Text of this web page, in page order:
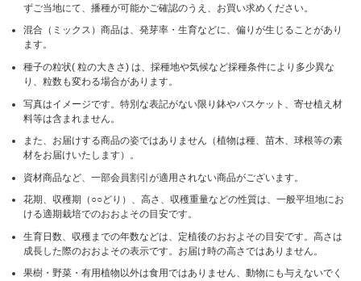
ずご当地にて、播種が可能かご確認のうえ、お買い求めください。
混合（ミックス）商品は、発芽率・生育などに、偏りが生じることがあり
ます。
種子の粒状( 粒の大きさ) は、採種地や気候など採種条件により多少異な
り、粒数も変わる場合があります。
写真はイメージです。特別な表記がない限り鉢やバスケット、寄せ植え材
料等は含まれません。
また、お届けする商品の姿ではありません（植物は種、苗木、球根等の素
材をお届けいたします）。
資材商品など、一部会員割引が適用されない商品がございます。
花期、収穫期（○○どり）、高さ、収穫重量などの性質は、一般平坦地にお
ける適期栽培でのおおよその目安です。
生育日数、収穫までの年数などは、定植後のおおよその目安です。高さは
成長した際のおおよその表示です。お届け時の高さではありません。
果樹・野菜・有用植物以外は食用ではありません、動物にも与えないでく